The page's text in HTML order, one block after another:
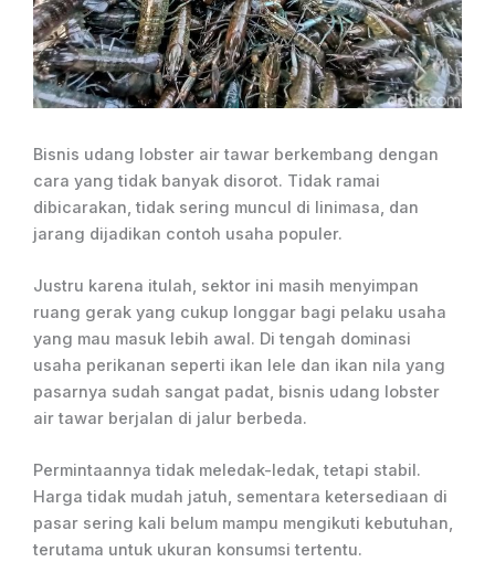
Bisnis udang lobster air tawar berkembang dengan
cara yang tidak banyak disorot. Tidak ramai
dibicarakan, tidak sering muncul di linimasa, dan
jarang dijadikan contoh usaha populer.
Justru karena itulah, sektor ini masih menyimpan
ruang gerak yang cukup longgar bagi pelaku usaha
yang mau masuk lebih awal. Di tengah dominasi
usaha perikanan seperti ikan lele dan ikan nila yang
pasarnya sudah sangat padat, bisnis udang lobster
air tawar berjalan di jalur berbeda.
Permintaannya tidak meledak-ledak, tetapi stabil.
Harga tidak mudah jatuh, sementara ketersediaan di
pasar sering kali belum mampu mengikuti kebutuhan,
terutama untuk ukuran konsumsi tertentu.